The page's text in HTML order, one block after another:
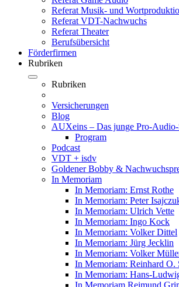
Referat Musik- und
Referat VDT-Nachwuchs
Referat Theater
Berufsübersicht
Förderfirmen
Rubriken
Rubriken
Versicherungen
Blog
AUXeins – Das junge Pro-
Program
Podcast
VDT + isdv
Goldener Bobby &
In Memoriam
In Memoriam: Ernst Rothe
In Memoriam: Peter
In Memoriam: Ulrich Vette
In Memoriam: Ingo Kock
In Memoriam: Volker Dittel
In Memoriam: Jürg Jecklin
In Memoriam: Volker
In Memoriam: Reinhard O.
In Memoriam: Hans-